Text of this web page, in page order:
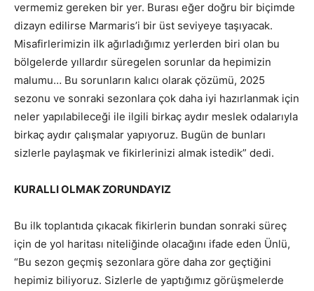
vermemiz gereken bir yer. Burası eğer doğru bir biçimde
dizayn edilirse Marmaris’i bir üst seviyeye taşıyacak.
Misafirlerimizin ilk ağırladığımız yerlerden biri olan bu
bölgelerde yıllardır süregelen sorunlar da hepimizin
malumu… Bu sorunların kalıcı olarak çözümü, 2025
sezonu ve sonraki sezonlara çok daha iyi hazırlanmak için
neler yapılabileceği ile ilgili birkaç aydır meslek odalarıyla
birkaç aydır çalışmalar yapıyoruz. Bugün de bunları
sizlerle paylaşmak ve fikirlerinizi almak istedik” dedi.
KURALLI OLMAK ZORUNDAYIZ
Bu ilk toplantıda çıkacak fikirlerin bundan sonraki süreç
için de yol haritası niteliğinde olacağını ifade eden Ünlü,
“Bu sezon geçmiş sezonlara göre daha zor geçtiğini
hepimiz biliyoruz. Sizlerle de yaptığımız görüşmelerde